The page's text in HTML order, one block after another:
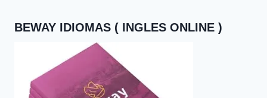
BEWAY IDIOMAS ( INGLES ONLINE )